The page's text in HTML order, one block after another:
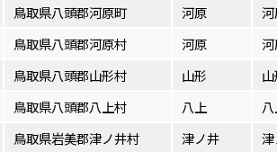
鳥取県八頭郡河原町 河原
鳥取県八頭郡河原村 河原
鳥取県八頭郡山形村 山形
鳥取県八頭郡八上村 八上
鳥取県岩美郡津ノ井村 津ノ井